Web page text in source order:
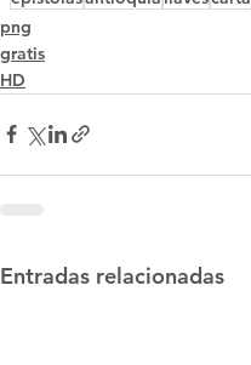
png
gratis
HD
Entradas relacionadas